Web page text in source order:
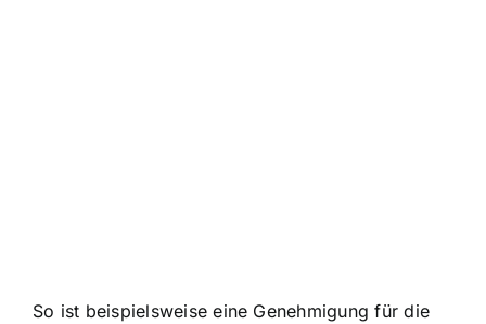
So ist beispielsweise eine Genehmigung für die